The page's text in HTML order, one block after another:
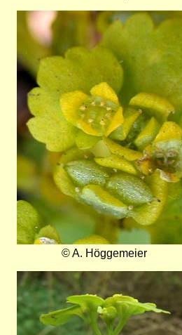
Bild
© A. Höggemeier
Bild